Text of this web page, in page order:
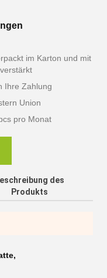
im Karton und mit
Ihre Zahlung
Union
pro Monat
des
Produkts
,